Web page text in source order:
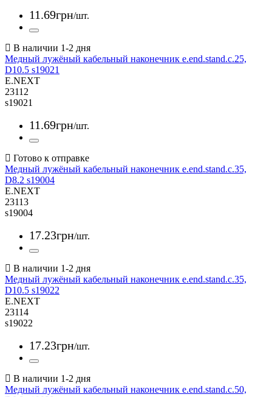
11.69грн/шт.
Медный лужёный кабельный наконечник e.end.stand.c.25,
D10.5 s19021
E.NEXT
23112
s19021
11.69грн/шт.
Медный лужёный кабельный наконечник e.end.stand.c.35,
D8.2 s19004
E.NEXT
23113
s19004
17.23грн/шт.
Медный лужёный кабельный наконечник e.end.stand.c.35,
D10.5 s19022
E.NEXT
23114
s19022
17.23грн/шт.
Медный лужёный кабельный наконечник e.end.stand.c.50,